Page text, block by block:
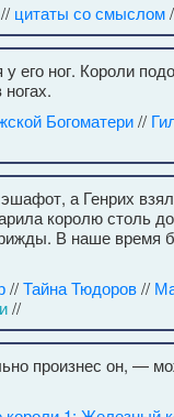
// цитаты со смыслом
его ног. Короли
Богоматери//
а Генрих взял
королю столь
В наше время
//Тайна Тюдоров//
//
произнес он, —